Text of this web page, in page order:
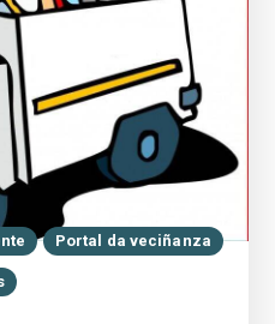
Portal da veciñanza